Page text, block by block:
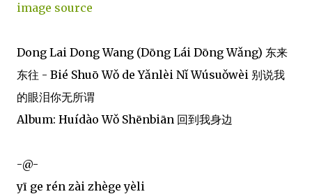
image source
Dong Lai Dong Wang (Dōng Lái Dōng Wǎng) 东来
东往 - Bié Shuō Wǒ de Yǎnlèi Nǐ Wúsuǒwèi 别说我
的眼泪你无所谓
Album: Huídào Wǒ Shēnbiān 回到我身边
-@-
yī ge rén zài zhège yèli